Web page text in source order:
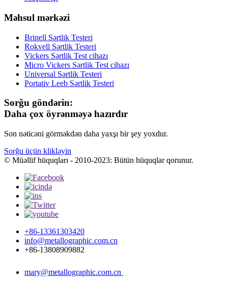
Məhsul mərkəzi
Brinell Sərtlik Testeri
Rokvell Sərtlik Testeri
Vickers Sərtlik Test cihazı
Micro Vickers Sərtlik Test cihazı
Universal Sərtlik Testeri
Portativ Leeb Sərtlik Testeri
Sorğu göndərin:
Daha çox öyrənməyə hazırdır
Son nəticəni görməkdən daha yaxşı bir şey yoxdur.
Sorğu üçün klikləyin
© Müəllif hüquqları - 2010-2023: Bütün hüquqlar qorunur.
+86-13361303420
info@metallographic.com.cn
+86-13808909882
mary@metallographic.com.cn